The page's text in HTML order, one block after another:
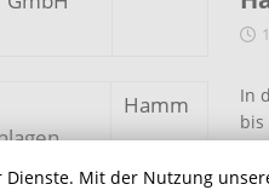
Hamm
In
bis
Mit der Nutzung